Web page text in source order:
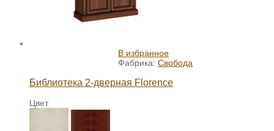
В избранное
Фабрика: Свобода
Библиотека 2-дверная Florence
Цвет